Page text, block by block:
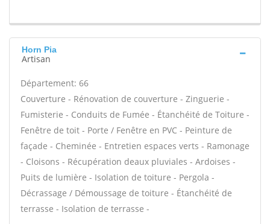
Horn Pia
Artisan
Département: 66
Couverture - Rénovation de couverture - Zinguerie -
Fumisterie - Conduits de Fumée - Étanchéité de Toiture -
Fenêtre de toit - Porte / Fenêtre en PVC - Peinture de
façade - Cheminée - Entretien espaces verts - Ramonage
- Cloisons - Récupération deaux pluviales - Ardoises -
Puits de lumière - Isolation de toiture - Pergola -
Décrassage / Démoussage de toiture - Étanchéité de
terrasse - Isolation de terrasse -